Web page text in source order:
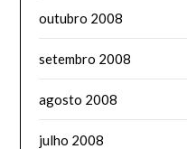
outubro 2008
setembro 2008
agosto 2008
julho 2008